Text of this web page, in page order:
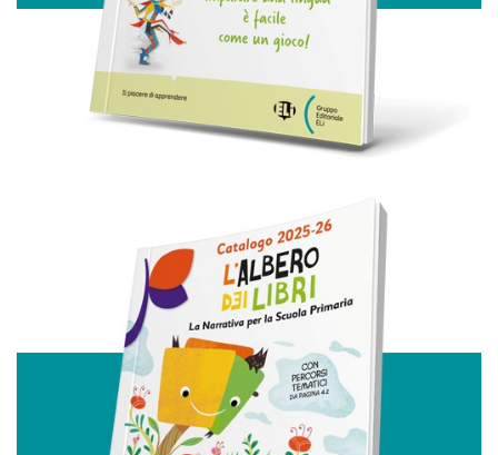
annunci, per fornire funzionalità dei social media e per
analizzare il nostro traffico. Condividiamo inoltre
informazioni sul modo in cui utilizza il nostro sito con i
nostri partner che si occupano di analisi dei dati web,
pubblicità e social media, i quali potrebbero combinarle
con altre informazioni che ha fornito loro o che hanno